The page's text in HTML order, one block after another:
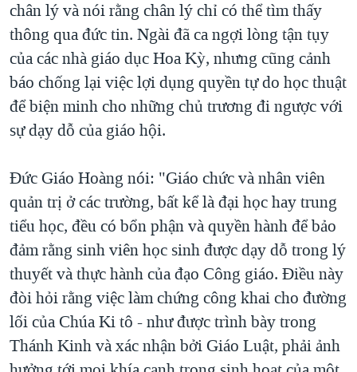
chân lý và nói rằng chân lý chỉ có thể tìm thấy
thông qua đức tin. Ngài đã ca ngợi lòng tận tụy
của các nhà giáo dục Hoa Kỳ, nhưng cũng cảnh
báo chống lại việc lợi dụng quyền tự do học thuật
để biện minh cho những chủ trương đi ngược với
sự dạy dỗ của giáo hội.
Đức Giáo Hoàng nói: "Giáo chức và nhân viên
quản trị ở các trường, bất kể là đại học hay trung
tiểu học, đều có bổn phận và quyền hành để bảo
đảm rằng sinh viên học sinh được dạy dỗ trong lý
thuyết và thực hành của đạo Công giáo. Điều này
đòi hỏi rằng việc làm chứng công khai cho đường
lối của Chúa Ki tô - như được trình bày trong
Thánh Kinh và xác nhận bởi Giáo Luật, phải ảnh